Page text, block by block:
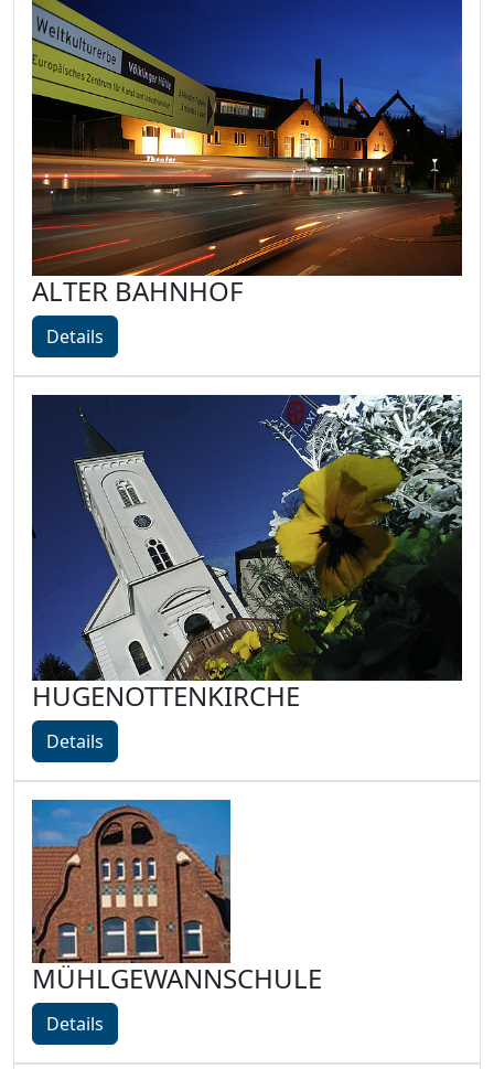
ALTER BAHNHOF
Details
HUGENOTTENKIRCHE
Details
MÜHLGEWANNSCHULE
Details